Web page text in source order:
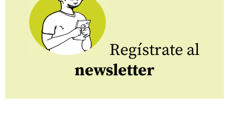
Regístrate al
newsletter